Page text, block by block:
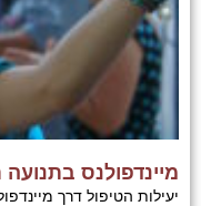
מיינדפולנס
יעילות הטיפול דרך